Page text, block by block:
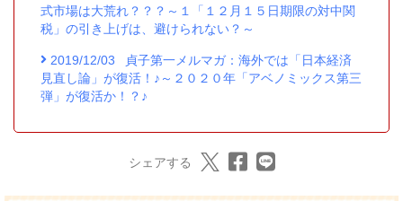
式市場は大荒れ？？？～１「１２月１５日期限の対中関
税」の引き上げは、避けられない？～
2019/12/03
貞子第一メルマガ：海外では「日本経済
見直し論」が復活！♪～２０２０年「アベノミックス第三
弾」が復活か！？♪
シェアする